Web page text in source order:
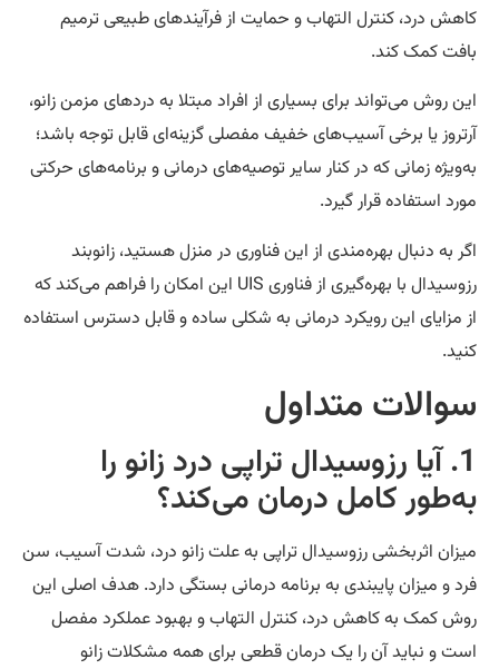
درد، کنترل التهاب و حمایت از فرآیندهای طبیعی ترمیم
کمک کند.
روش می‌تواند برای بسیاری از افراد مبتلا به دردهای مزمن زانو،
یا برخی آسیب‌های خفیف مفصلی گزینه‌ای قابل توجه باشد؛
زمانی که در کنار سایر توصیه‌های درمانی و برنامه‌های حرکتی
استفاده قرار گیرد.
به دنبال بهره‌مندی از این فناوری در منزل هستید، زانوبند
رزوسیدال با بهره‌گیری از فناوری UIS این امکان را فراهم می‌کند که
مزایای این رویکرد درمانی به شکلی ساده و قابل دسترس استفاده
متداول
1. آیا رزوسیدال تراپی درد زانو را
کامل درمان می‌کند؟
اثربخشی رزوسیدال تراپی به علت زانو درد، شدت آسیب، سن
و میزان پایبندی به برنامه درمانی بستگی دارد. هدف اصلی این
کمک به کاهش درد، کنترل التهاب و بهبود عملکرد مفصل
و نباید آن را یک درمان قطعی برای همه مشکلات زانو